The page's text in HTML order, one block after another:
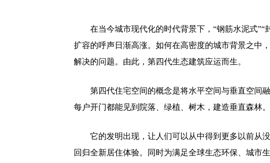
在当今城市现代化的时代背景下，“钢筋水泥式
扩容的呼声日渐高涨。如何在高密度的城市背景之中
解决的问题。由此，第四代生态建筑应运而生。
第四代住宅空间的概念是将水平空间与垂直空间
每户开门都能见到院落、绿植、树木，建造垂直森林。
它的发明出现，让人们可以从中得到更多以前从
回归全新居住体验。同时为满足全球生态环保、城市